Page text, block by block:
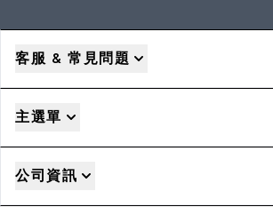
客服 & 常見問題
主選單
公司資訊